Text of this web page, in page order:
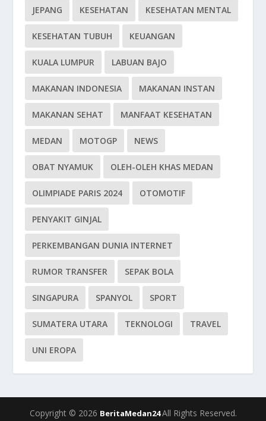
JEPANG KESEHATAN KESEHATAN MENTAL
KESEHATAN TUBUH KEUANGAN
KUALA LUMPUR LABUAN BAJO
MAKANAN INDONESIA MAKANAN INSTAN
MAKANAN SEHAT MANFAAT KESEHATAN
MEDAN MOTOGP NEWS
OBAT NYAMUK OLEH-OLEH KHAS MEDAN
OLIMPIADE PARIS 2024 OTOMOTIF
PENYAKIT GINJAL
PERKEMBANGAN DUNIA INTERNET
RUMOR TRANSFER SEPAK BOLA
SINGAPURA SPANYOL SPORT
SUMATERA UTARA TEKNOLOGI TRAVEL
UNI EROPA
Copyright © 2026 BeritaMedan24All Rights Reserved.